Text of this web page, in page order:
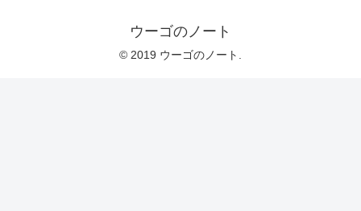
ウーゴのノート
© 2019 ウーゴのノート.